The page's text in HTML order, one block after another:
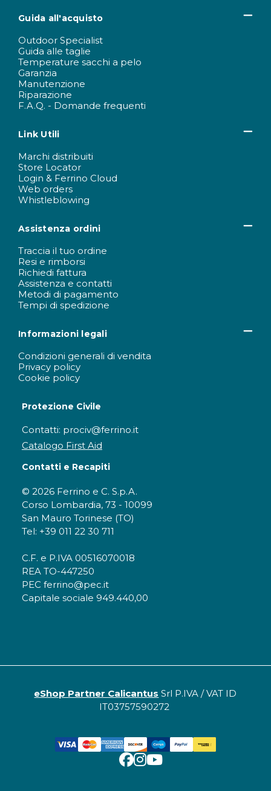
Guida all'acquisto
Outdoor Specialist
Guida alle taglie
Temperature sacchi a pelo
Garanzia
Manutenzione
Riparazione
F.A.Q. - Domande frequenti
Link Utili
Marchi distribuiti
Store Locator
Login & Ferrino Cloud
Web orders
Whistleblowing
Assistenza ordini
Traccia il tuo ordine
Resi e rimborsi
Richiedi fattura
Assistenza e contatti
Metodi di pagamento
Tempi di spedizione
Informazioni legali
Condizioni generali di vendita
Privacy policy
Cookie policy
Protezione Civile
Contatti: prociv@ferrino.it
Catalogo First Aid
Contatti e Recapiti
© 2026 Ferrino e C. S.p.A.
Corso Lombardia, 73 - 10099
San Mauro Torinese (TO)
Tel: +39 011 22 30 711
C.F. e P.IVA 00516070018
REA TO-447250
PEC ferrino@pec.it
Capitale sociale 949.440,00
eShop Partner Calicantus Srl P.IVA / VAT ID
IT03757590272